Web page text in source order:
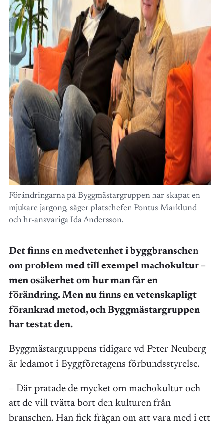
Förändringarna på Byggmästargruppen har skapat en
mjukare jargong, säger platschefen Pontus Marklund
och hr-ansvariga Ida Andersson.
Det finns en medvetenhet i byggbranschen
om problem med till exempel machokultur –
men osäkerhet om hur man får en
förändring. Men nu finns en vetenskapligt
förankrad metod, och Byggmästargruppen
har testat den.
Byggmästargruppens tidigare vd Peter Neuberg
är ledamot i Byggföretagens förbundsstyrelse.
– Där pratade de mycket om machokultur och
att de vill tvätta bort den kulturen från
branschen. Han fick frågan om att vara med i ett